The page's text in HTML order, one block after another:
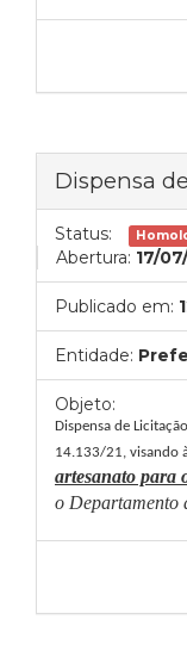
Dispensa
Status:
Abertura: 17/
Publicado em:
Entidade:
Objeto:
Dispensa de
14.133/21, visando
artesanato para
o Departamento